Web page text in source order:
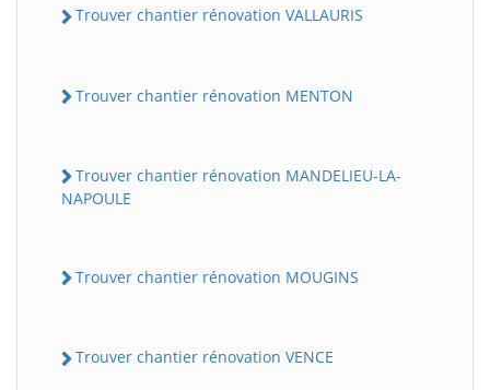
Trouver chantier rénovation VALLAURIS
Trouver chantier rénovation MENTON
Trouver chantier rénovation MANDELIEU-LA-
NAPOULE
Trouver chantier rénovation MOUGINS
Trouver chantier rénovation VENCE